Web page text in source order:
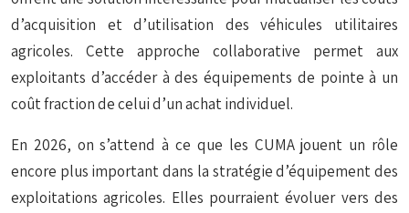
d’acquisition et d’utilisation des véhicules utilitaires
agricoles. Cette approche collaborative permet aux
exploitants d’accéder à des équipements de pointe à un
coût fraction de celui d’un achat individuel.
En 2026, on s’attend à ce que les CUMA jouent un rôle
encore plus important dans la stratégie d’équipement des
exploitations agricoles. Elles pourraient évoluer vers des